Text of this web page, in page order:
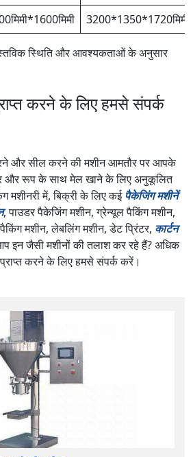
3200*1350*1720मिमी
स्थिति और आवश्यकताओं के अनुसार
करने के लिए हमसे संपर्क
और सील करने की मशीन आमतौर पर आपके
रूप के साथ मेल खाने के लिए अनुकूलित
मशीनरी में, बिक्री के लिए कई पैकेजिंग मशीनें
, पाउडर पैकेजिंग मशीन, ग्रेन्यूल पैकिंग मशीन,
मशीन, लेबलिंग मशीन, डेट प्रिंटर, कार्टन
इन जैसी मशीनों की तलाश कर रहे हैं? अधिक
प्राप्त करने के लिए हमसे संपर्क करें।